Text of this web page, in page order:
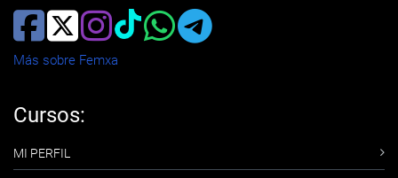
Más sobre Femxa
Cursos:
MI PERFIL